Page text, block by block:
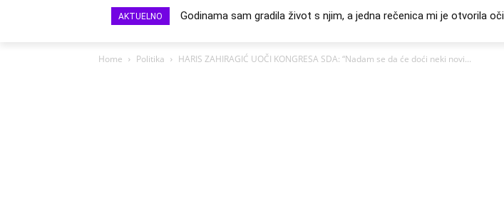
AKTUELNO Godinama sam gradila život s njim, a jedna rečenica mi je otvorila oči
Home Politika HARIS ZAHIRAGIĆ UOČI KONGRESA SDA: “Nadam se da će doći neki novi...